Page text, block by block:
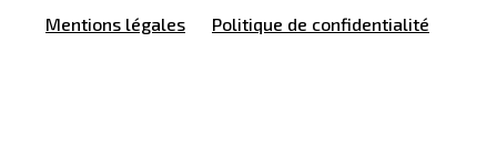
Mentions légales Politique de confidentialité